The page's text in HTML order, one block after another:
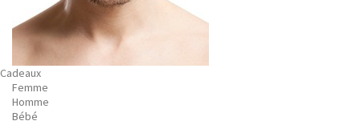
Cadeaux
Femme
Homme
Bébé